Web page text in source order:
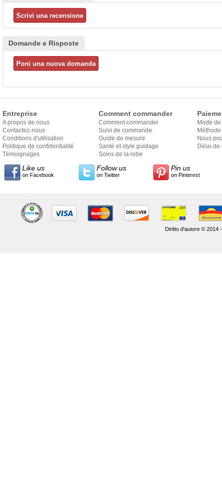
Domande e Risposte
Entreprise
A propos de nous
Contactez-nous
Conditions d'utilisation
Politique de confidentialité
Témoignages
Comment commander
Comment commander
Suivi de commande
Guide de mesure
Santé et style guidage
Soins de la robe
Mode
Nous
Délai de
Like us
on Facebook
Follow us
on Twitter
Pin us
on Pinterest
Diritto d'autore © 2014